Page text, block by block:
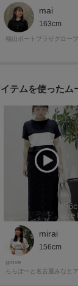
りも色味が違って見
などの環境により
ただくために♪】
に入り登録がおすすめ
ージにある
して簡単に追加できま
庫状況をメルマガに
もチェックできます
＊＊＊＊＊＊＊＊＊
mai
163cm
福山ポートプラザグローブ
テムを使ったム
mirai
156cm
grove